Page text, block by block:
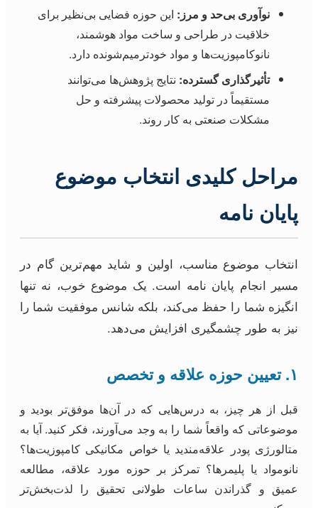
نوآوری بی‌حد و مرز: این حوزه فضایی بی‌نظیر برای
خلاقیت در طراحی و ساخت مواد هوشمند،
نانوکامپوزیت‌ها و مواد خودترمیم‌شونده دارد.
تأثیرگذاری گسترده: نتایج پژوهش‌ها می‌توانند
مستقیماً در تولید محصولات پیشرفته و حل
مشکلات صنعتی به کار روند.
مراحل کلیدی انتخاب موضوع
پایان نامه
انتخاب موضوع مناسب، اولین و شاید مهم‌ترین گام در
مسیر انجام پایان نامه است. یک موضوع خوب، نه تنها
انگیزه شما را حفظ می‌کند، بلکه شانس موفقیت شما را
نیز به طور چشمگیری افزایش می‌دهد.
۱. تعیین حوزه علاقه و تخصص
قبل از هر چیز، به درس‌هایی که در آن‌ها موفق‌تر بودید و
موضوعاتی که واقعاً شما را به وجد می‌آورند، فکر کنید. آیا به
متالورژی پودر علاقه‌مندید یا خواص مکانیکی کامپوزیت‌ها؟
نانومواد یا پلیمرها؟ تمرکز بر حوزه مورد علاقه، مطالعه
عمیق و گذراندن ساعات طولانی تحقیق را لذت‌بخش‌تر